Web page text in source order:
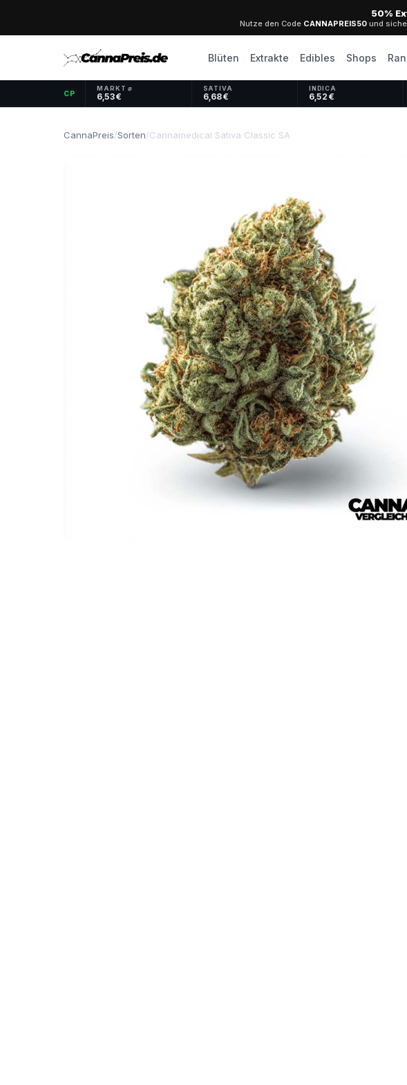
50%
Nutze den Code CANNAPREIS50 und
Blüten Extrakte Edibles Shops
CP
MARKT ⌀
6,53 €
SATIVA
6,68 €
INDICA
6,52 €
CannaPreis/Sorten/Cannamedical Sativa Classic SA